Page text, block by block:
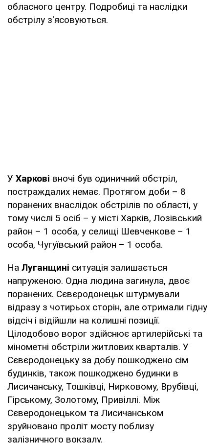
обласного центру. Подробиці та наслідки
обстрілу з'ясовуються.
У Харкові вночі був одиничний обстріл,
постраждалих немає. Протягом доби – 8
поранених внаслідок обстрілів по області, у
тому числі 5 осіб – у місті Харків, Лозівський
район – 1 особа, у селищі Шевченкове – 1
особа, Чугуївський район – 1 особа.
На Луганщині ситуація залишається
напруженою. Одна людина загинула, двоє
поранених. Сєвєродонецьк штурмували
відразу з чотирьох сторін, але отримали гідну
відсіч і відійшли на колишні позиції.
Цілодобово ворог здійснює артилерійські та
мінометні обстріли житлових кварталів. У
Сєвєродонецьку за добу пошкоджено сім
будинків, також пошкоджено будинки в
Лисичанську, Тошківці, Нирковому, Врубівці,
Гірському, Золотому, Привіллі. Між
Сєверодонецьком та Лисичанськом
зруйновано проліт мосту поблизу
залізничного вокзалу.